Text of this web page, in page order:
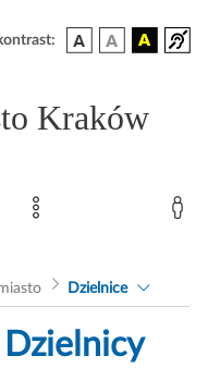
Kraków
Dzielnice
Dzielnicy